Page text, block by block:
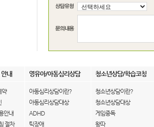
내 영유아/아동심리상담 청소년상담/학습코칭
약
안내
절차
아동심리상담이란?
아동심리상담대상
ADHD
틱장애
청소년상담이란?
청소년상담대상
게임중독
왕따